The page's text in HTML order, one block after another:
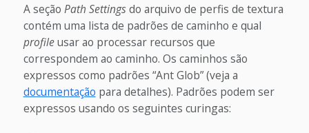
A seção Path Settingsdo arquivo de perfis de textura
contém uma lista de padrões de caminho e qual
profileusar ao processar recursos que
correspondem ao caminho. Os caminhos são
expressos como padrões “Ant Glob” (veja a
documentação para detalhes). Padrões podem ser
expressos usando os seguintes curingas: